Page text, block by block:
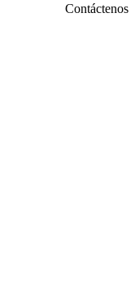
Contáctenos